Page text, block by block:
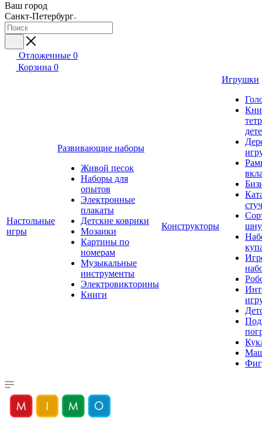
Ваш город
Санкт-Петербург
Отложенные 0
Корзина 0
Настольные
игры
Развивающие наборы
Живой песок
Наборы для
опытов
Электронные
плакаты
Детские коврики
Мозаики
Картины по
номерам
Музыкальные
инструменты
Электровикторины
Книги
Конструкторы
Игрушки